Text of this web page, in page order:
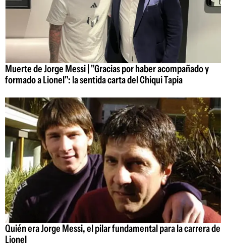
Muerte de Jorge Messi | "Gracias por haber acompañado y
formado a Lionel": la sentida carta del Chiqui Tapia
Quién era Jorge Messi, el pilar fundamental para la carrera de
Lionel